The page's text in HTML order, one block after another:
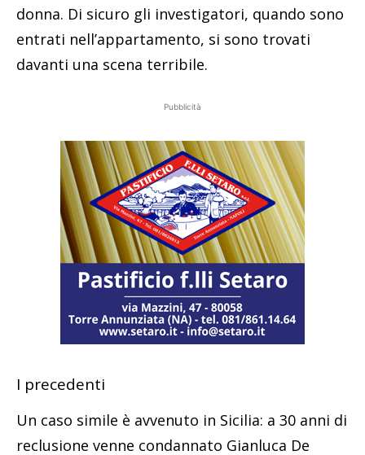
donna. Di sicuro gli investigatori, quando sono
entrati nell’appartamento, si sono trovati
davanti una scena terribile.
Pubblicità
I precedenti
Un caso simile è avvenuto in Sicilia: a 30 anni di
reclusione venne condannato Gianluca De